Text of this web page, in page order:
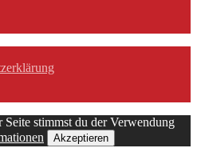
stimmst du der Verwendung
Akzeptieren